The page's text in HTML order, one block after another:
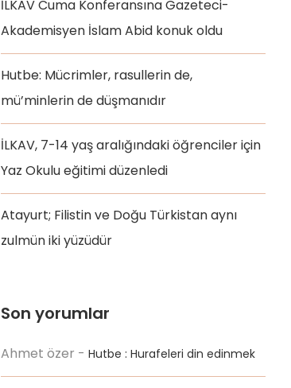
İLKAV Cuma Konferansına Gazeteci-
Akademisyen İslam Abid konuk oldu
Hutbe: Mücrimler, rasullerin de,
mü’minlerin de düşmanıdır
İLKAV, 7-14 yaş aralığındaki öğrenciler için
Yaz Okulu eğitimi düzenledi
Atayurt; Filistin ve Doğu Türkistan aynı
zulmün iki yüzüdür
Son yorumlar
Ahmet özer -Hutbe : Hurafeleri din edinmek